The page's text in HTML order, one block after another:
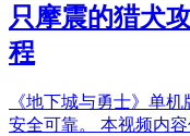
只摩震的猎犬
程
《地下城与勇士》单
安全可靠。 本视频内